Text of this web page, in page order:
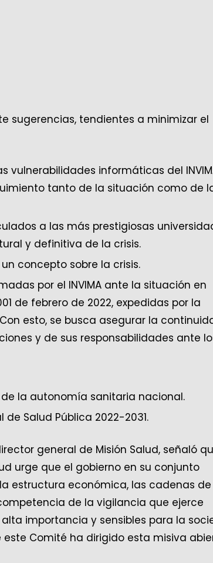
sugerencias, tendientes a minimizar el
informáticas del
tanto de la situación como de
a las más prestigiosas
y definitiva de la crisis.
concepto sobre la crisis.
por el INVIMA ante la situación en
de febrero de 2022, expedidas por la
esto, se busca asegurar la
y de sus responsabilidades ante
la autonomía sanitaria nacional.
de Salud Pública 2022-2031.
general de Misión Salud, señaló
urge que el gobierno en su conjunto
estructura económica, las cadenas de
de la vigilancia que ejerce
importancia y sensibles para la
Comité ha dirigido esta misiva